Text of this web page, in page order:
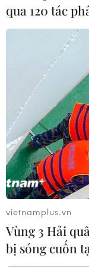
Vắcxin
nước, ưu
23/02/2021 08:13
Bộ Y tế cho biết
hiệu lực bảo vệ
thẩm định, đã
dược nghiêm
qua 120 tác
vietnamplus.vn
Vùng 3 Hải
bị sóng cuốn